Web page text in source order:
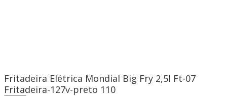
Fritadeira Elétrica Mondial Big Fry 2,5l Ft-07
Fritadeira-127v-preto 110